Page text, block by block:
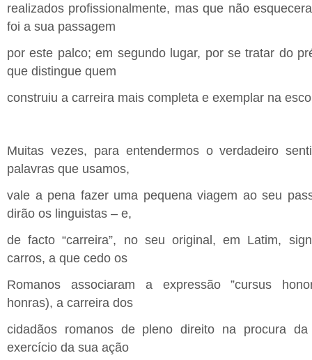
realizados profissionalmente, mas que não
foi a sua passagem
por este palco; em segundo lugar, por se tratar do
que distingue quem
construiu a carreira mais completa e exemplar na
Muitas vezes, para entendermos o verdadeiro
palavras que usamos,
vale a pena fazer uma pequena viagem ao seu
dirão os linguistas – e,
de facto “carreira”, no seu original, em Latim,
carros, a que cedo os
Romanos associaram a expressão ”cursus
honras), a carreira dos
cidadãos romanos de pleno direito na procura
exercício da sua ação